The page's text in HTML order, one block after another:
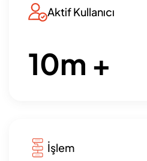
Aktif Kullanıcı
10m +
İşlem